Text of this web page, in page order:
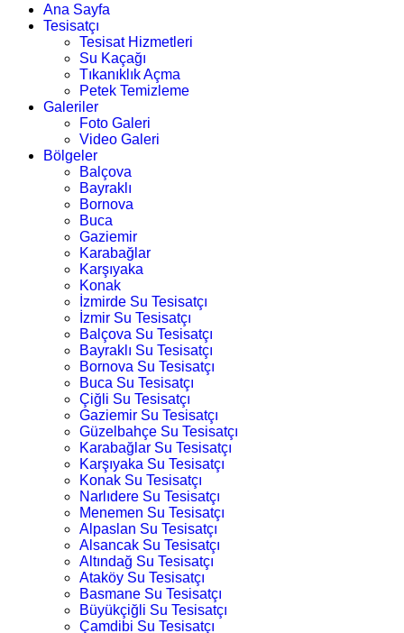
Ana Sayfa
Tesisatçı
Tesisat Hizmetleri
Su Kaçağı
Tıkanıklık Açma
Petek Temizleme
Galeriler
Foto Galeri
Video Galeri
Bölgeler
Balçova
Bayraklı
Bornova
Buca
Gaziemir
Karabağlar
Karşıyaka
Konak
İzmirde Su Tesisatçı
İzmir Su Tesisatçı
Balçova Su Tesisatçı
Bayraklı Su Tesisatçı
Bornova Su Tesisatçı
Buca Su Tesisatçı
Çiğli Su Tesisatçı
Gaziemir Su Tesisatçı
Güzelbahçe Su Tesisatçı
Karabağlar Su Tesisatçı
Karşıyaka Su Tesisatçı
Konak Su Tesisatçı
Narlıdere Su Tesisatçı
Menemen Su Tesisatçı
Alpaslan Su Tesisatçı
Alsancak Su Tesisatçı
Altındağ Su Tesisatçı
Ataköy Su Tesisatçı
Basmane Su Tesisatçı
Büyükçiğli Su Tesisatçı
Çamdibi Su Tesisatçı